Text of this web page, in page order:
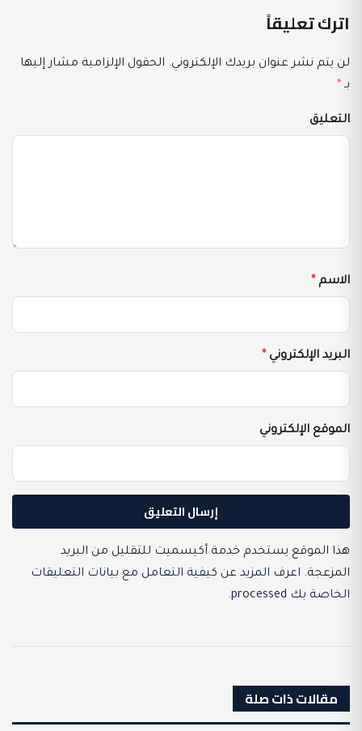
اترك تعليقاً
لن يتم نشر عنوان بريدك الإلكتروني. الحقول الإلزامية مشار إليها
بـ *
التعليق
الاسم *
البريد الإلكتروني *
الموقع الإلكتروني
هذا الموقع يستخدم خدمة أكيسميت للتقليل من البريد
المزعجة. اعرف المزيد عن كيفية التعامل مع بيانات التعليقات
الخاصة بك processed
.
مقالات ذات صلة